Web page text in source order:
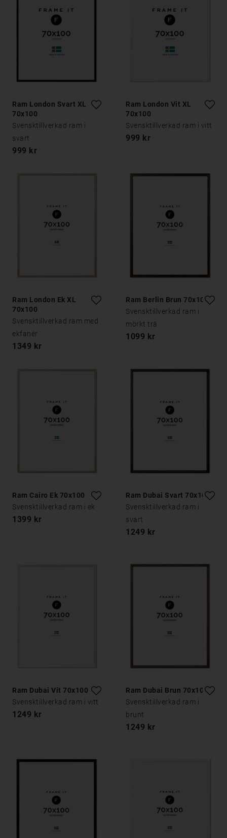
Ram London Svart XL
70x100
Svensktillverkad ram i
svart
999 kr
Ram London Vit XL
70x100
Svensktillverkad ram i vitt
999 kr
Ram London Ek XL
70x100
Svensktillverkad ram med
ekfanér
1349 kr
Ram Berlin Brun 70x100
Svensktillverkad ram i
mörkt trä
1099 kr
Ram Cairo Ek 70x100
Svensktillverkad ram i ek
1399 kr
Ram Dubai Svart 70x100
Svensktillverkad ram i
svart
1249 kr
Ram Dubai Vit 70x100
Svensktillverkad ram i vitt
1249 kr
Ram Dubai Brun 70x100
Svensktillverkad ram i
brunt
1249 kr